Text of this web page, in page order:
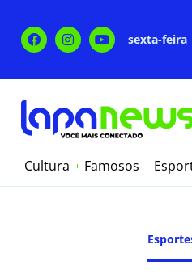
sexta-feira
Cultura Famosos